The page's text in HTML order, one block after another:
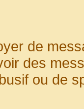
de
des
ou de